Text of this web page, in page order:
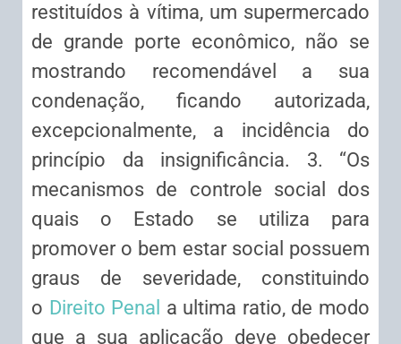
restituídos à vítima, um supermercado
de grande porte econômico, não se
mostrando recomendável a sua
condenação, ficando autorizada,
excepcionalmente, a incidência do
princípio da insignificância. 3. “Os
mecanismos de controle social dos
quais o Estado se utiliza para
promover o bem estar social possuem
graus de severidade, constituindo
o Direito Penal a ultima ratio, de modo
que a sua aplicação deve obedecer